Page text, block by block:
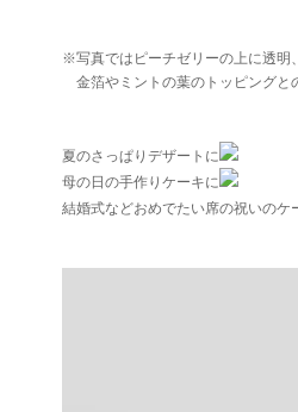
※写真ではピーチゼリーの上に透明
金箔やミントの葉のトッピング
夏のさっぱりデザートに
母の日の手作りケーキに
結婚式などおめでたい席の祝いのケ